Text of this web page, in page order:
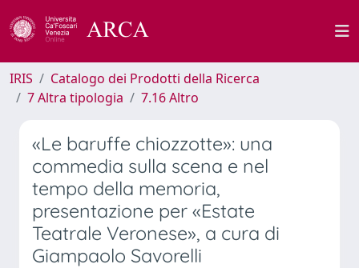
IRIS
Catalogo dei Prodotti della Ricerca
7 Altra tipologia
7.16 Altro
«Le baruffe chiozzotte»: una
commedia sulla scena e nel
tempo della memoria,
presentazione per «Estate
Teatrale Veronese», a cura di
Giampaolo Savorelli